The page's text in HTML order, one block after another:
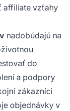
affiliate vzťahy
nadobúdajú na
do
a podpory
zákazníci
objednávky v